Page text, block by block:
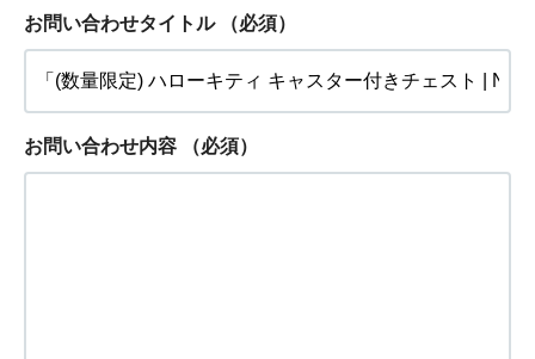
お問い合わせタイトル （必須）
お問い合わせ内容 （必須）